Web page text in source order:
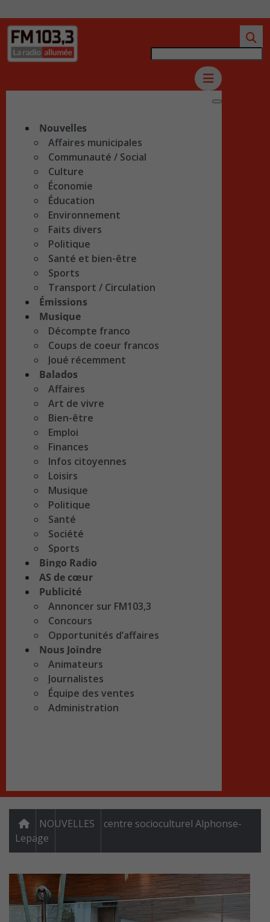
Nouvelles
Affaires municipales
Communauté / Social
Culture
Économie
Éducation
Environnement
Faits divers
Politique
Santé et bien-être
Sports
Transport / Circulation
Émissions
Musique
Décompte franco
Coups de coeur francos
Joué récemment
Balados
Affaires
Art de vivre
Bien-être
Emploi
Finances
Infos citoyennes
Loisirs
Musique
Politique
Santé
Société
Sports
Bingo Radio
AS de cœur
Publicité
Annoncer sur FM103,3
Concours
Opportunités d’affaires
Nous Joindre
Animateurs
Journalistes
Équipe des ventes
Administration
NOUVELLES
centre socioculturel Alphonse-
Lepage